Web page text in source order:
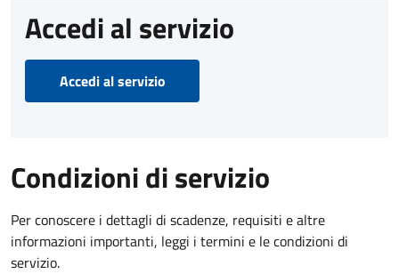
Accedi al servizio
Accedi al servizio
Condizioni di servizio
Per conoscere i dettagli di scadenze, requisiti e altre
informazioni importanti, leggi i termini e le condizioni di
servizio.